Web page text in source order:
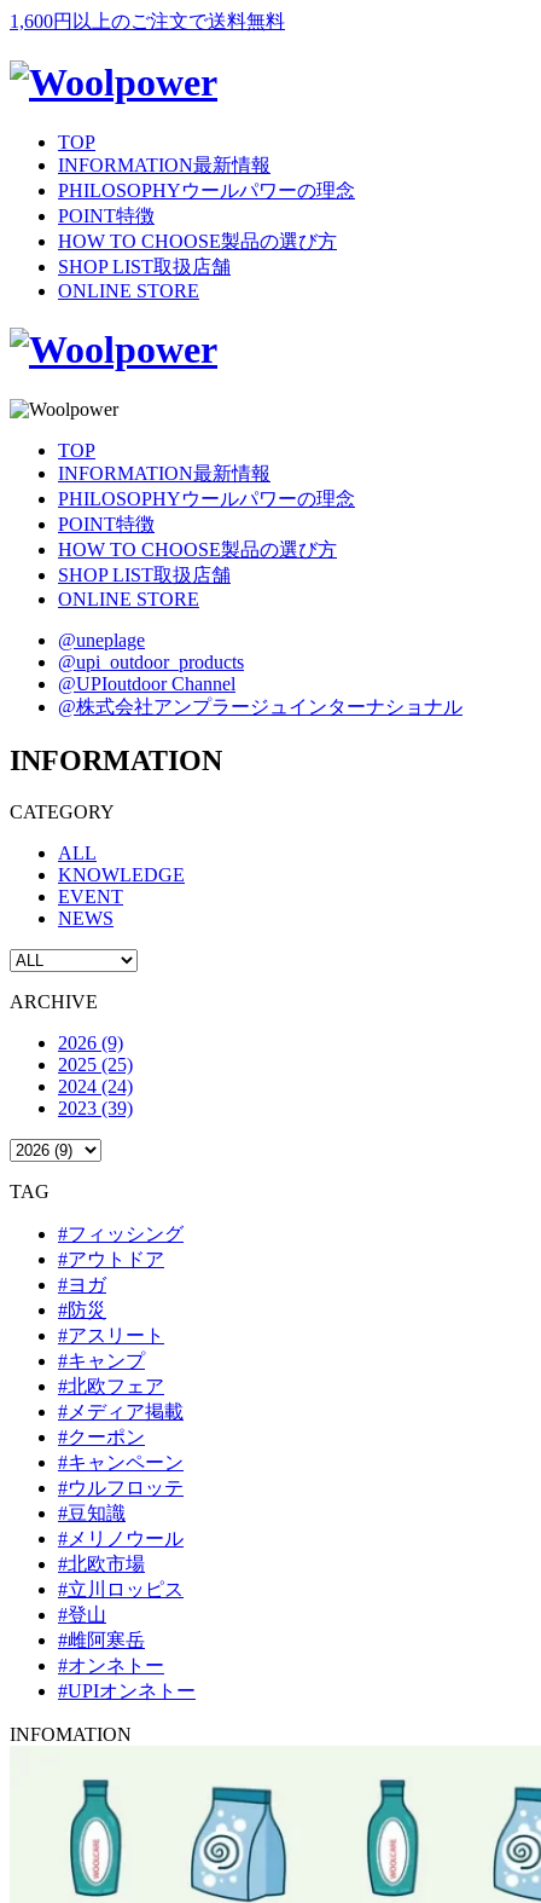
1,600円以上のご注文で送料無料
TOP
INFORMATION最新情報
PHILOSOPHYウールパワーの理念
POINT特徴
HOW TO CHOOSE製品の選び方
SHOP LIST取扱店舗
ONLINE STORE
TOP
INFORMATION最新情報
PHILOSOPHYウールパワーの理念
POINT特徴
HOW TO CHOOSE製品の選び方
SHOP LIST取扱店舗
ONLINE STORE
@uneplage
@upi_outdoor_products
@UPIoutdoor Channel
@株式会社アンプラージュインターナショナル
INFORMATION
CATEGORY
ALL
KNOWLEDGE
EVENT
NEWS
ARCHIVE
2026 (9)
2025 (25)
2024 (24)
2023 (39)
TAG
#フィッシング
#アウトドア
#ヨガ
#防災
#アスリート
#キャンプ
#北欧フェア
#メディア掲載
#クーポン
#キャンペーン
#ウルフロッテ
#豆知識
#メリノウール
#北欧市場
#立川ロッピス
#登山
#雌阿寒岳
#オンネトー
#UPIオンネトー
INFOMATION